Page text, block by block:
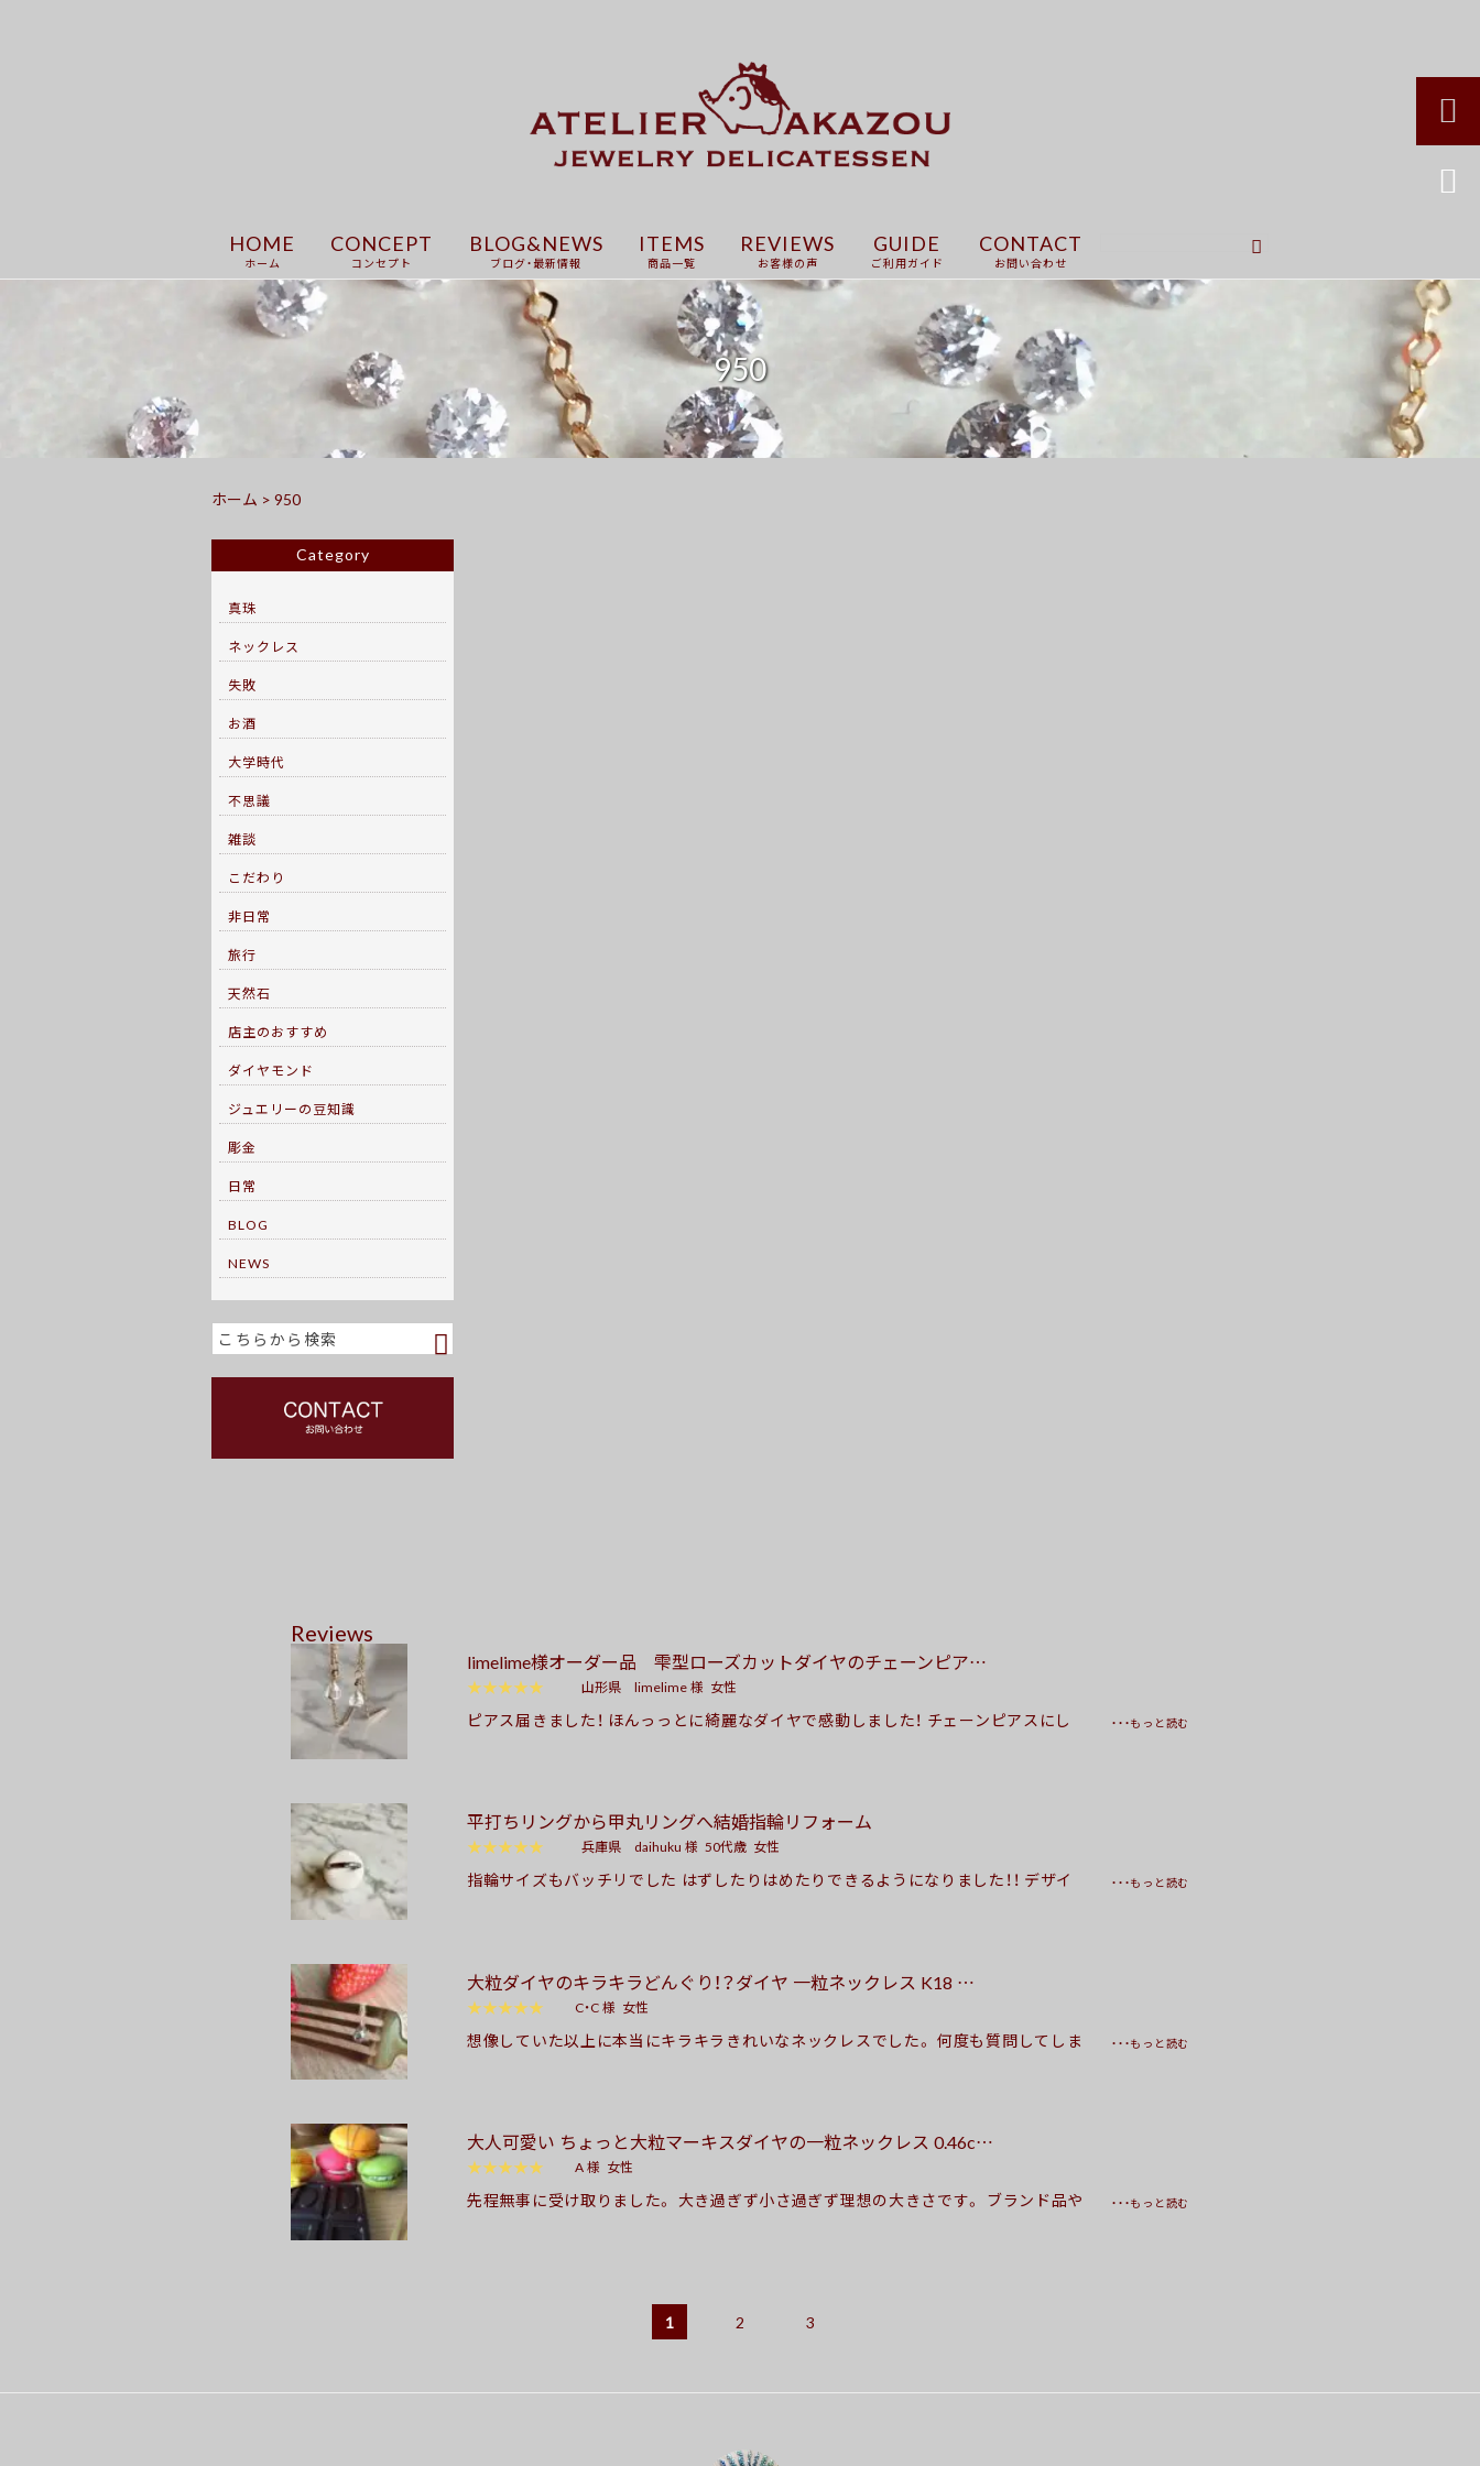
HOME
ホーム
CONCEPT
コンセプト
BLOG&NEWS
ブログ・最新情報
ITEMS
商品一覧
REVIEWS
お客様の声
GUIDE
ご利用ガイド
CONTACT
お問い合わせ
950
ホーム > 950
Category
真珠
ネックレス
失敗
お酒
大学時代
不思議
雑談
こだわり
非日常
旅行
天然石
店主のおすすめ
ダイヤモンド
ジュエリーの豆知識
彫金
日常
BLOG
NEWS
Reviews
limelime様オーダー品 雫型ローズカットダイヤのチェーンピア…
★★★★★ 山形県 limelime 様 女性
ピアス届きました！ ほんっっとに綺麗なダイヤで感動しました！ チェーンピアスにし
た！私もダイヤが好きで、白、黄色、茶色、黒、青、ピンクと 色々揃えてきましたが、段々
みんなが持っていないものが欲しくなってしまって… 今度は茶色系のブリオレット
が欲しいなーと夢が膨らんでいます！ 最近ちょっと買い物をしすぎたので、少しお金
・・・もっと読む
平打ちリングから甲丸リングへ結婚指輪リフォーム
★★★★★ 兵庫県 daihuku 様 50代歳 女性
指輪サイズもバッチリでした はずしたりはめたりできるようになりました！！ デザイ
ました。 また何かありましたらお世話になります。 （2024.9.2）
・・・もっと読む
大粒ダイヤのキラキラどんぐり！？ダイヤ 一粒ネックレス K18 …
★★★★★ C・C 様 女性
想像していた以上に本当にキラキラきれいなネックレスでした。 何度も質問してしま
・・・もっと読む
大人可愛い ちょっと大粒マーキスダイヤの一粒ネックレス 0.46c…
★★★★★ A 様 女性
先程無事に受け取りました。 大き過ぎず小さ過ぎず理想の大きさです。 ブランド品や
りがとうございました(o^^o) ( 2022.01.06 )
・・・もっと読む
1 2 3

